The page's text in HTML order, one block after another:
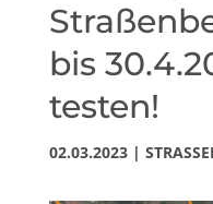
bis
testen!
02.03.2023|